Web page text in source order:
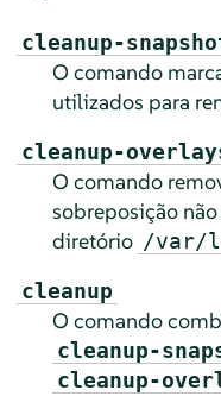
cleanup-
O comando
utilizados para
cleanup-
O comando
sobreposição
diretório /var/
cleanup
O comando
cleanup-
cleanup-